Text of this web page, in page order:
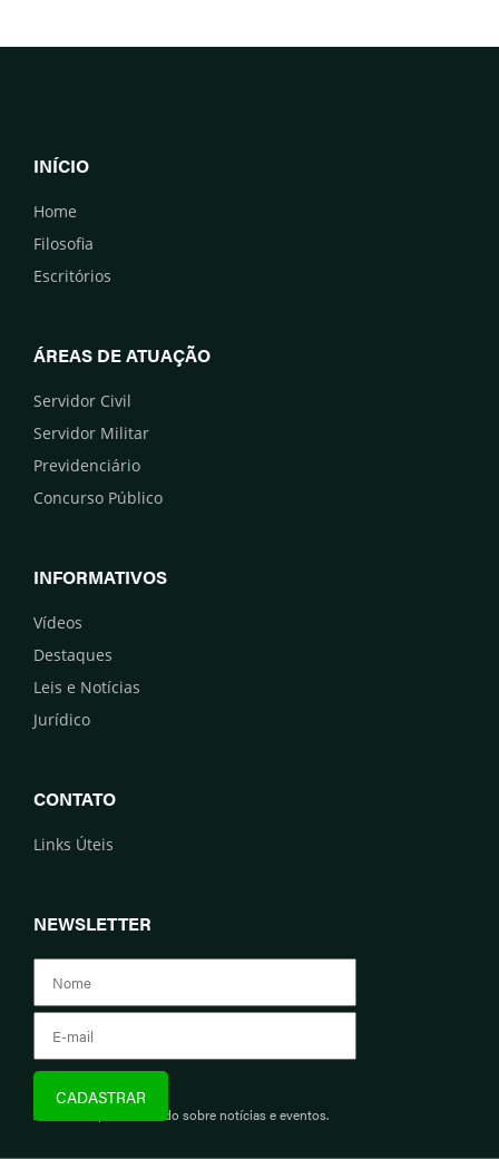
INÍCIO
Home
Filosofia
Escritórios
ÁREAS DE ATUAÇÃO
Servidor Civil
Servidor Militar
Previdenciário
Concurso Público
INFORMATIVOS
Vídeos
Destaques
Leis e Notícias
Jurídico
CONTATO
Links Úteis
NEWSLETTER
Assine e fique informado sobre notícias e eventos.